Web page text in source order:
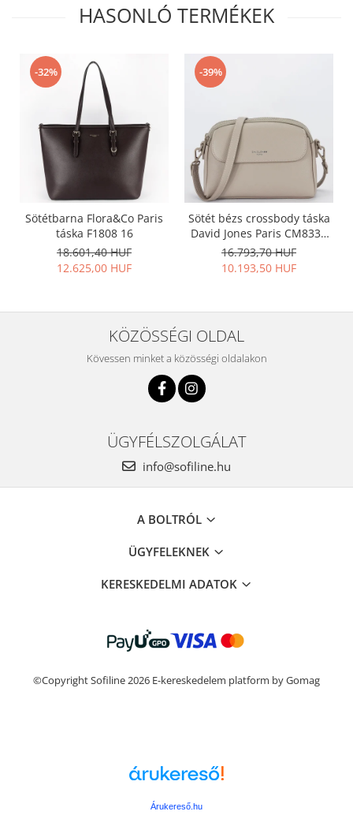
HASONLÓ TERMÉKEK
-32%
Sötétbarna Flora&Co Paris
táska F1808 16
18.601,40 HUF
12.625,00 HUF
-39%
Sötét bézs crossbody táska
David Jones Paris CM8330
15
16.793,70 HUF
10.193,50 HUF
KÖZÖSSÉGI OLDAL
Kövessen minket a közösségi oldalakon
ÜGYFÉLSZOLGÁLAT
info@sofiline.hu
A BOLTRÓL
ÜGYFELEKNEK
KERESKEDELMI ADATOK
©Copyright Sofiline 2026 E-kereskedelem platform by Gomag
Árukereső.hu